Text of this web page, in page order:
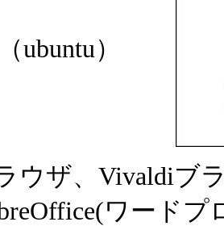
ubuntu）
ザ、Vivaldiブ
ワードプ